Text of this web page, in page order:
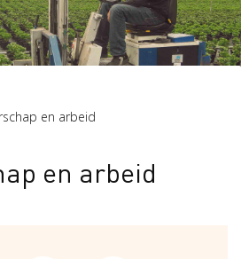
en arbeid
en arbeid